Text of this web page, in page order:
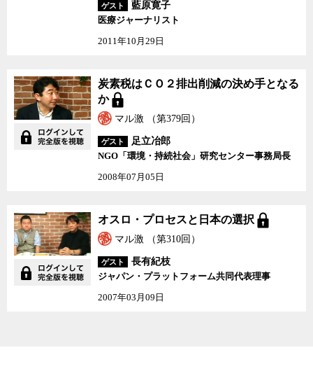
ゲスト
藍原寛子
医療ジャーナリスト
2011年10月29日
炭素税はＣＯ２排出削減
の決め手となるか
炭素税はＣＯ２排出削減の決め手となる
か
マル激 （第379回）
ゲスト
足立冶郎
NGO「環境・持続社会」研究センター事務局長
2008年07月05日
オスロ・プロセスと日本
の選択
オスロ・プロセスと日本の選択
マル激 （第310回）
ゲスト
長有紀枝
ジャパン・プラットフォーム共同代表理事
2007年03月09日